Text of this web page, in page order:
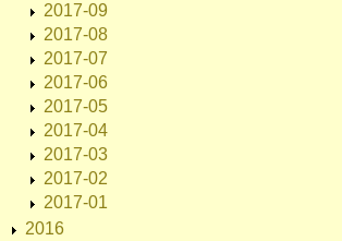
2017-09
2017-08
2017-07
2017-06
2017-05
2017-04
2017-03
2017-02
2017-01
2016